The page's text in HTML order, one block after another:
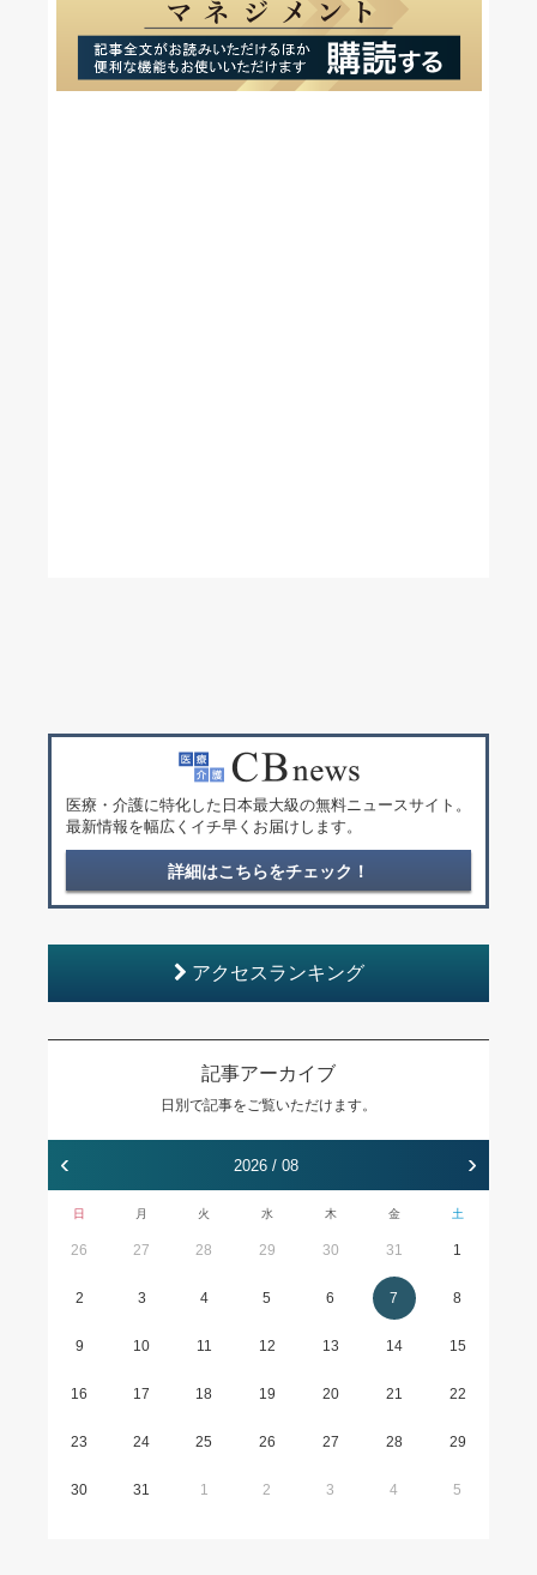
医療・介護に特化した日本最大級の無料ニュースサイト。
最新情報を幅広くイチ早くお届けします。
詳細はこちらをチェック！
アクセスランキング
記事アーカイブ
日別で記事をご覧いただけます。
‹ 2026 / 08 ›
日 月 火 水 木 金 土
26 27 28 29 30 31 1
2 3 4 5 6 7 8
9 10 11 12 13 14 15
16 17 18 19 20 21 22
23 24 25 26 27 28 29
30 31 1 2 3 4 5